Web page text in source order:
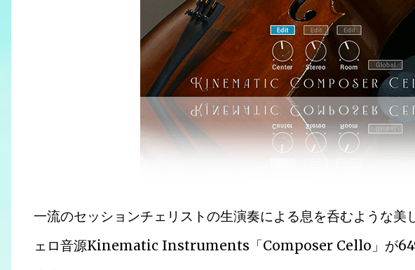
一流のセッションチェリストの生演奏による息を呑むような美
ェロ音源Kinematic Instruments「Composer Cello」が